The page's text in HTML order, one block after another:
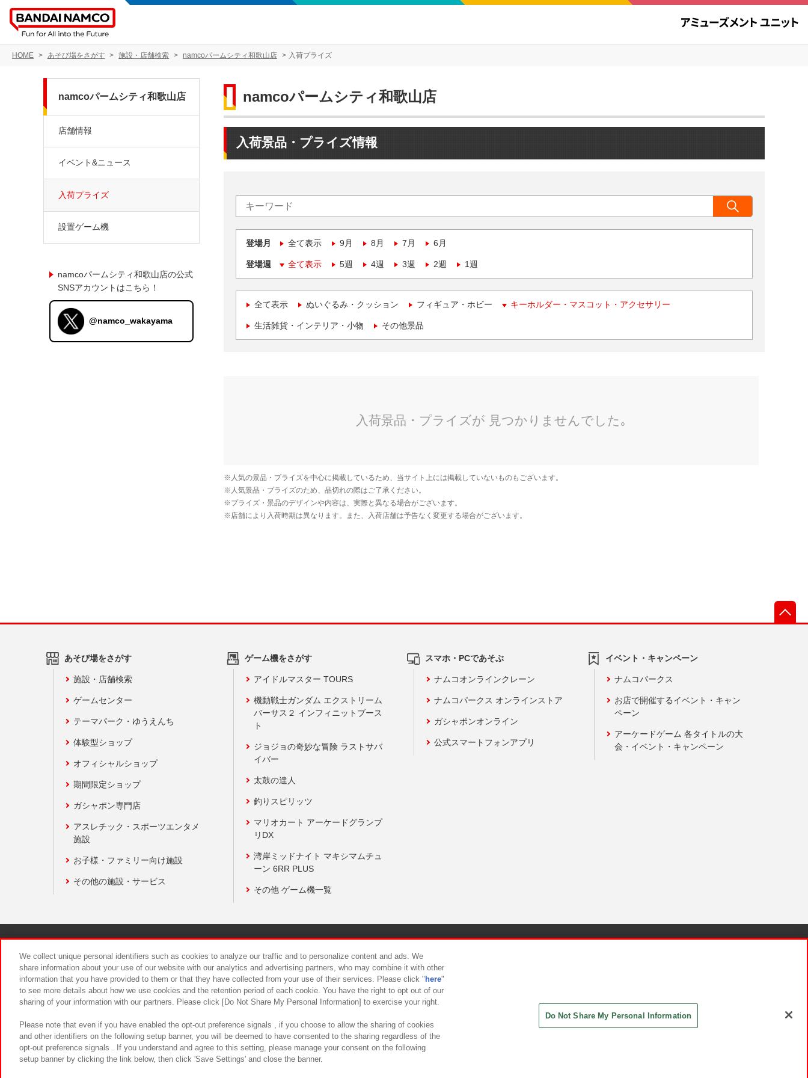
HOME あそび場をさがす 施設・店舗検索 namcoパームシティ和歌山店 入荷プライズ
namcoパームシティ和歌山店
入荷景品・プライズ情報
登場月 全て表示 9月 8月 7月 6月
登場週 全て表示 5週 4週 3週 2週 1週
全て表示 ぬいぐるみ・クッション フィギュア・ホビー キーホルダー・マスコット・アクセサリー
生活雑貨・インテリア・小物 その他景品
namcoパームシティ和歌山店
店舗情報
イベント&ニュース
入荷プライズ
設置ゲーム機
namcoパームシティ和歌山店の公式
SNSアカウントはこちら！
@namco_wakayama
あそび場をさがす
施設・店舗検索
ゲームセンター
テーマパーク・ゆうえんち
体験型ショップ
オフィシャルショップ
期間限定ショップ
ガシャポン専門店
アスレチック・スポーツエンタメ
施設
お子様・ファミリー向け施設
その他の施設・サービス
ゲーム機をさがす
アイドルマスター TOURS
機動戦士ガンダム エクストリーム
バーサス２ インフィニットブース
ト
ジョジョの奇妙な冒険 ラストサバ
イバー
太鼓の達人
釣りスピリッツ
マリオカート アーケードグランプ
リDX
湾岸ミッドナイト マキシマムチュ
ーン 6RR PLUS
その他 ゲーム機一覧
スマホ・PCであそぶ
ナムコオンラインクレーン
ナムコパークス オンラインストア
ガシャポンオンライン
公式スマートフォンアプリ
イベント・キャンペーン
ナムコパークス
お店で開催するイベント・キャン
ペーン
アーケードゲーム 各タイトルの大
会・イベント・キャンペーン
食品のご提供について カスタマーハラスメント対応方針
We collect unique personal identifiers such as cookies to analyze our traffic and to personalize content and ads. We
share information about your use of our website with our analytics and advertising partners, who may combine it with other
information that you have provided to them or that they have collected from your use of their services. Please click " here"
to see more details about how we use cookies and the retention period of each cookie. You have the right to opt out of our
sharing of your information with our partners. Please click [Do Not Share My Personal Information] to exercise your right.
Please note that even if you have enabled the opt-out preference signals , if you choose to allow the sharing of cookies
and other identifiers on the following setup banner, you will be deemed to have consented to the sharing regardless of the
opt-out preference signals . If you understand and agree to this setting, please manage your consent on the following
setup banner by clicking the link below, then click 'Save Settings' and close the banner.
Do Not Share My Personal Information